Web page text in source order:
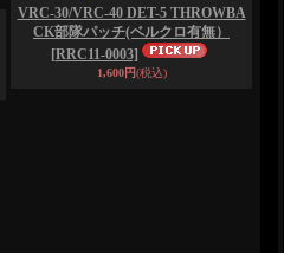
VRC-30/VRC-40 DET-5 THROWBA
CK部隊パッチ(ベルクロ有無）
[RRC11-0003]
1,600円(税込)